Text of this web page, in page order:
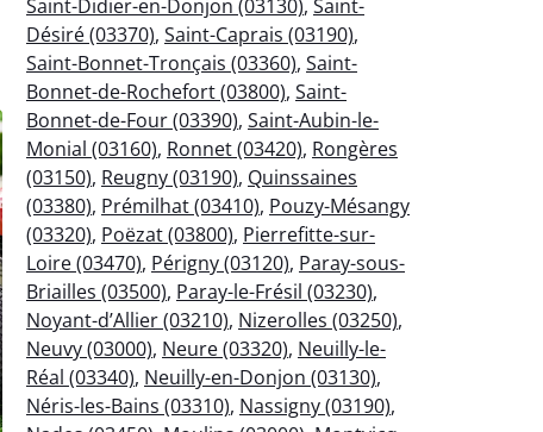
Saint-Didier-en-Donjon (03130), Saint-
Désiré (03370), Saint-Caprais (03190),
Saint-Bonnet-Tronçais (03360), Saint-
Bonnet-de-Rochefort (03800), Saint-
Bonnet-de-Four (03390), Saint-Aubin-le-
Monial (03160), Ronnet (03420), Rongères
(03150), Reugny (03190), Quinssaines
(03380), Prémilhat (03410), Pouzy-Mésangy
(03320), Poëzat (03800), Pierrefitte-sur-
Loire (03470), Périgny (03120), Paray-sous-
Briailles (03500), Paray-le-Frésil (03230),
Noyant-d’Allier (03210), Nizerolles (03250),
Neuvy (03000), Neure (03320), Neuilly-le-
Réal (03340), Neuilly-en-Donjon (03130),
Néris-les-Bains (03310), Nassigny (03190),